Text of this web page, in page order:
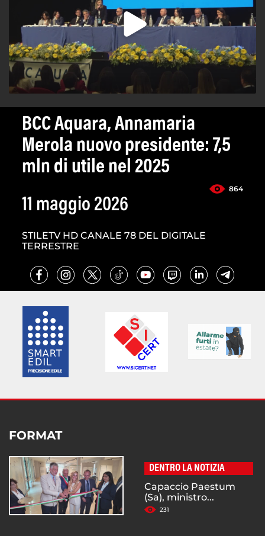
BCC Aquara, Annamaria
Merola nuovo presidente: 7,5
mln di utile nel 2025
864
11 maggio 2026
STILETV HD CANALE 78 DEL DIGITALE
TERRESTRE
FORMAT
DENTRO LA NOTIZIA
Capaccio Paestum
(Sa), ministro...
231